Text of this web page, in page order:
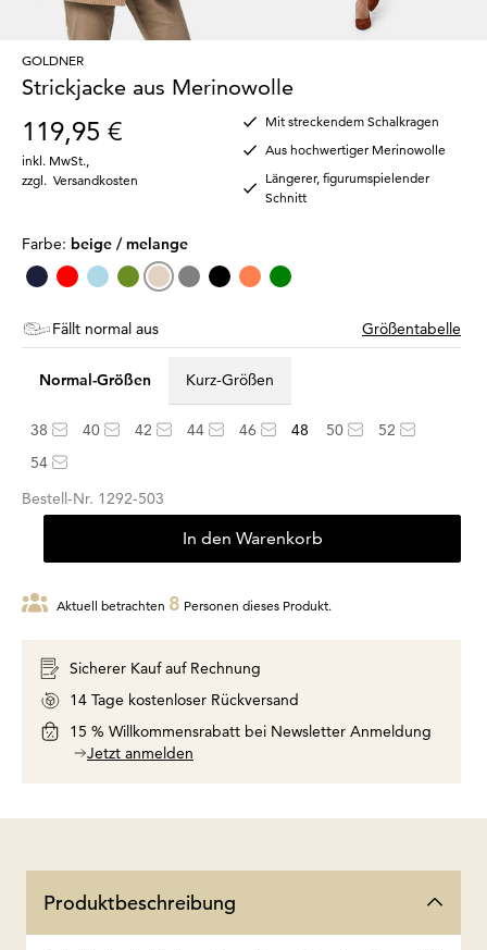
GOLDNER
Strickjacke aus Merinowolle
119,95 €
inkl. MwSt.
zzgl. Versandkosten
Mit streckendem Schalkragen
Aus hochwertiger Merinowolle
Längerer, figurumspielender
Schnitt
Farbe: beige / melange
Fällt normal aus Größentabelle
Normal-Größen Kurz-Größen
38 40 42 44 46 48 50
52
54
Bestell-Nr. 1292-503
In den Warenkorb
Aktuell betrachten 8 Personen dieses Produkt.
Sicherer Kauf auf Rechnung
14 Tage kostenloser Rückversand
15 % Willkommensrabatt bei Newsletter Anmeldung
Jetzt anmelden
Produktbeschreibung